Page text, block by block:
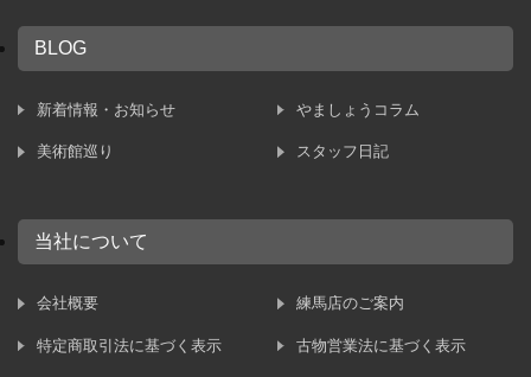
BLOG
新着情報・お知らせ やましょうコラム
美術館巡り スタッフ日記
当社について
会社概要 練馬店のご案内
特定商取引法に基づく表示 古物営業法に基づく表示